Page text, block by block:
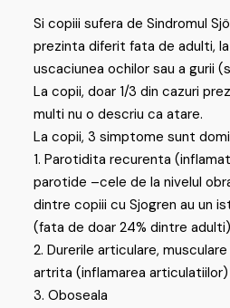
Si copiii sufera de Sindromul
prezinta diferit fata de adulti,
uscaciunea ochilor sau a gurii
La copii, doar 1/3 din cazuri
multi nu o descriu ca atare.
La copii, 3 simptome sunt
1. Parotidita recurenta
parotide –cele de la nivelul
dintre copiii cu Sjogren au un
(fata de doar 24% dintre
2. Durerile articulare,
artrita (inflamarea articulatiilor)
3. Oboseala